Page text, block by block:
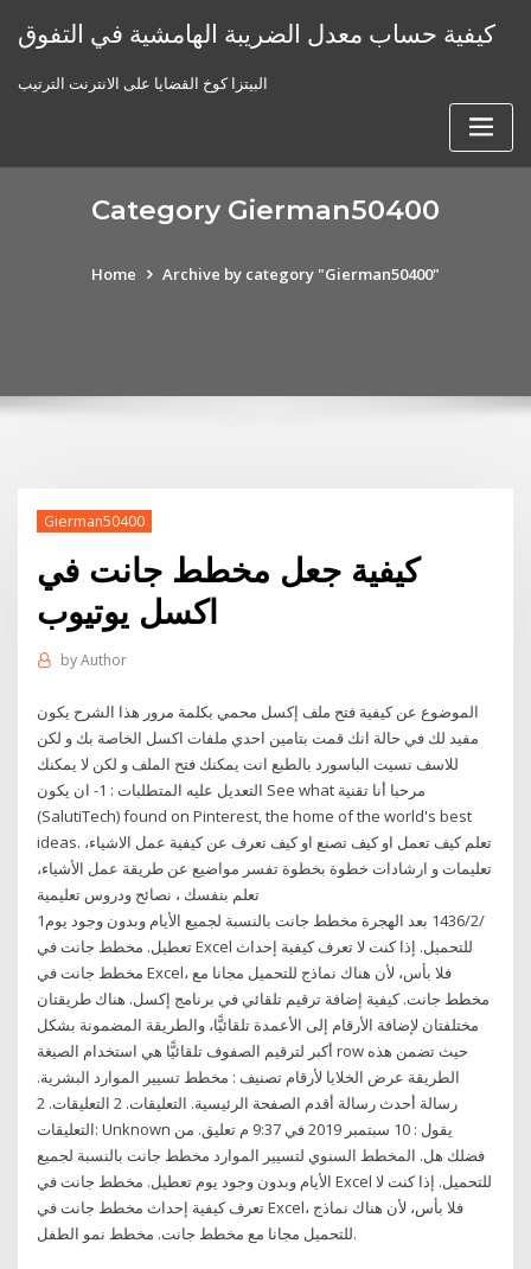
كيفية حساب معدل الضريبة الهامشية في التفوق
البيتزا كوخ القضايا على الانترنت الترتيب
Category Gierman50400
Home Archive by category "Gierman50400"
Gierman50400
كيفية جعل مخطط جانت في
اكسل يوتيوب
byAuthor
الموضوع عن كيفية فتح ملف إكسل محمي بكلمة مرور هذا الشرح يكون
مفيد لك في حالة انك قمت بتامين احدي ملفات اكسل الخاصة بك و لكن
للاسف نسيت الباسورد بالطبع انت يمكنك فتح الملف و لكن لا يمكنك
التعديل عليه المتطلبات : 1- ان يكون See what مرحبا أنا تقنية
(SalutiTech) found on Pinterest, the home of the world's best
ideas. تعلم كيف تعمل او كيف تصنع او كيف تعرف عن كيفية عمل الاشياء،
تعليمات و ارشادات خطوة بخطوة تفسر مواضيع عن طريقة عمل الأشياء،
تعلم بنفسك ، نصائح ودروس تعليمية
1‏‏/2‏‏/1436 بعد الهجرة مخطط جانت بالنسبة لجميع الأيام وبدون وجود يوم
تعطيل. مخطط جانت في Excel للتحميل. إذا كنت لا تعرف كيفية إحداث
مخطط جانت في Excel، فلا بأس، لأن هناك نماذج للتحميل مجانا مع
مخطط جانت. كيفية إضافة ترقيم تلقائي في برنامج إكسل. هناك طريقتان
مختلفتان لإضافة الأرقام إلى الأعمدة تلقائيًّا، والطريقة المضمونة بشكل
أكبر لترقيم الصفوف تلقائيًّا هي استخدام الصيغة row حيث تضمن هذه
الطريقة عرض الخلايا لأرقام تصنيف : مخطط تسيير الموارد البشرية.
رسالة أحدث رسالة أقدم الصفحة الرئيسية. التعليقات. 2 التعليقات. 2
التعليقات: Unknown يقول : 10 سبتمبر 2019 في 9:37 م تعليق. من
فضلك هل. المخطط السنوي لتسيير الموارد مخطط جانت بالنسبة لجميع
الأيام وبدون وجود يوم تعطيل. مخطط جانت في Excel للتحميل. إذا كنت لا
تعرف كيفية إحداث مخطط جانت في Excel، فلا بأس، لأن هناك نماذج
للتحميل مجانا مع مخطط جانت. مخطط نمو الطفل.